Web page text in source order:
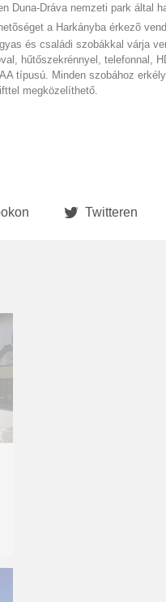
Duna-Dráva nemzeti park által
a Harkányba érkezõ
és családi szobákkal várja
hűtőszekrénnyel, telefonnal,
típusú. Minden szobához
megközelíthető.
Twitteren